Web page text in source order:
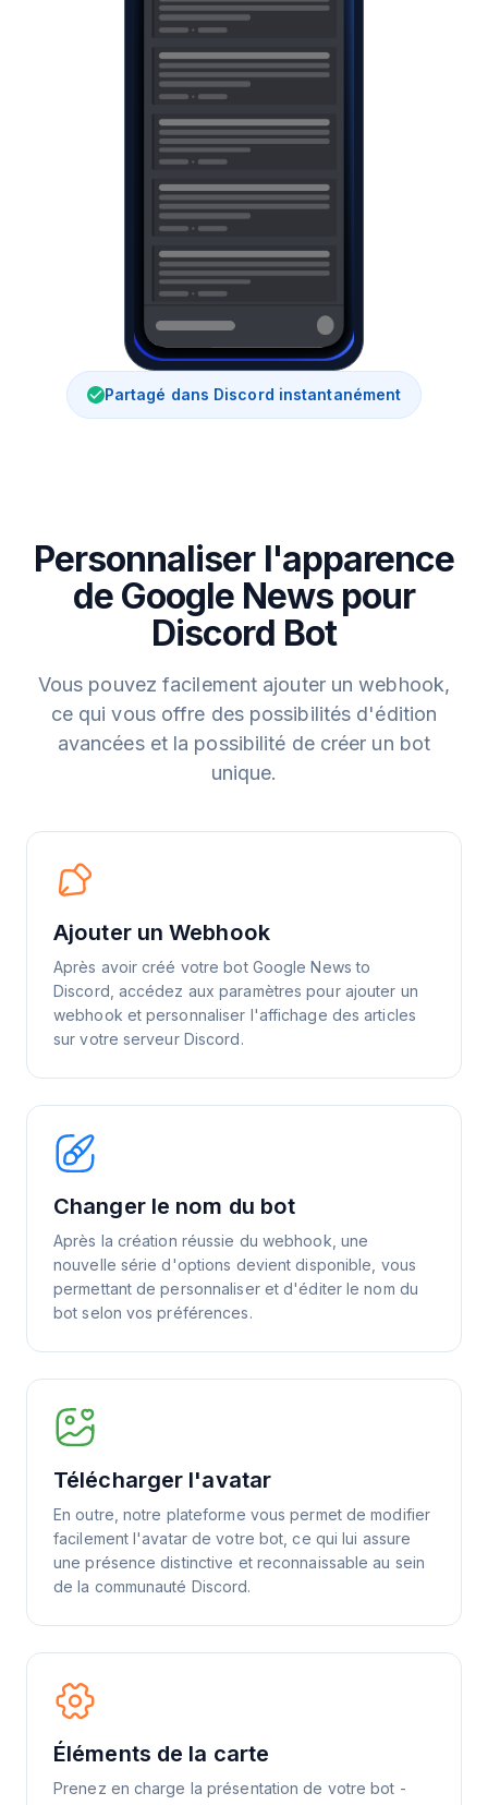
Partagé dans Discord instantanément
Personnaliser l'apparence
de Google News pour
Discord Bot
Vous pouvez facilement ajouter un webhook,
ce qui vous offre des possibilités d'édition
avancées et la possibilité de créer un bot
unique.
Ajouter un Webhook
Après avoir créé votre bot Google News to
Discord, accédez aux paramètres pour ajouter un
webhook et personnaliser l'affichage des articles
sur votre serveur Discord.
Changer le nom du bot
Après la création réussie du webhook, une
nouvelle série d'options devient disponible, vous
permettant de personnaliser et d'éditer le nom du
bot selon vos préférences.
Télécharger l'avatar
En outre, notre plateforme vous permet de modifier
facilement l'avatar de votre bot, ce qui lui assure
une présence distinctive et reconnaissable au sein
de la communauté Discord.
Éléments de la carte
Prenez en charge la présentation de votre bot -